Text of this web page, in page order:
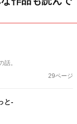
話。
29ページ
と-